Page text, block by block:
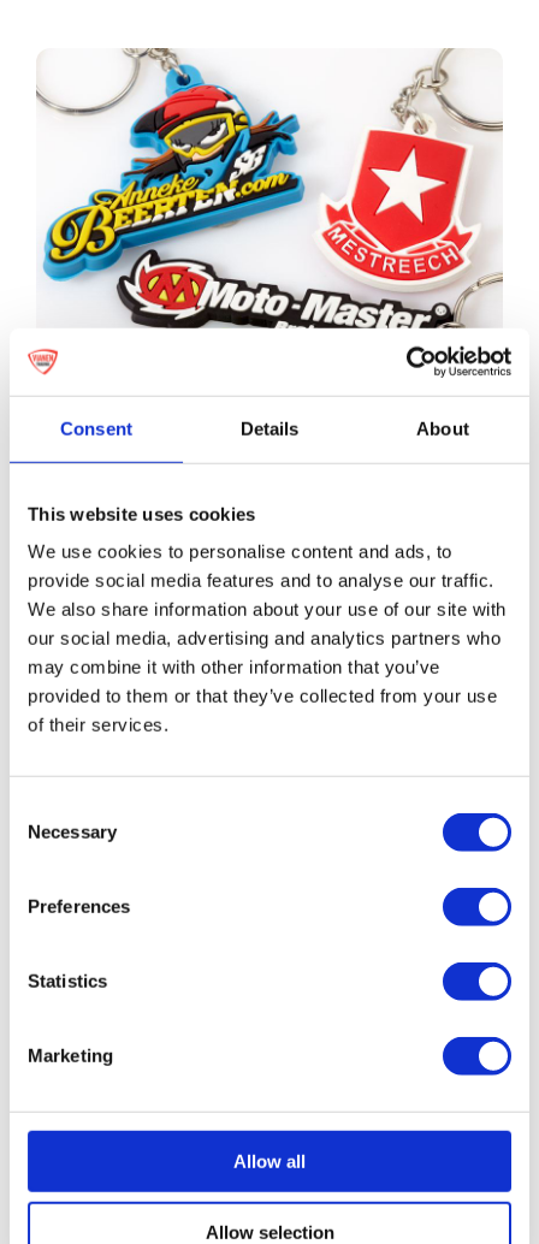
Consent Details About
This website uses cookies
We use cookies to personalise content and ads, to
provide social media features and to analyse our traffic.
We also share information about your use of our site with
our social media, advertising and analytics partners who
may combine it with other information that you’ve
provided to them or that they’ve collected from your use
of their services.
Selection
Necessary
Preferences
Statistics
Marketing
Allow all
Allow selection
Die Lieferzeit ist natürlich nach wie vor von
großer Bedeutung. Anfragen kommen oft relativ
kurzfristig vor der Deadline, weshalb eine
schnelle Lieferung erforderlich ist.
Bei Vianen Trading werden die meisten Produkte
wenigen Tagen.
Das macht uns bei einigen Produkten, wie zum
herausfordernde Aufgaben zu lösen. Wenn Sie
aber Ihre Anfrage außerhalb der normalen
Lieferzeiten liegt, haben wir 3 Möglichkeiten, dies
für Sie zu lösen: